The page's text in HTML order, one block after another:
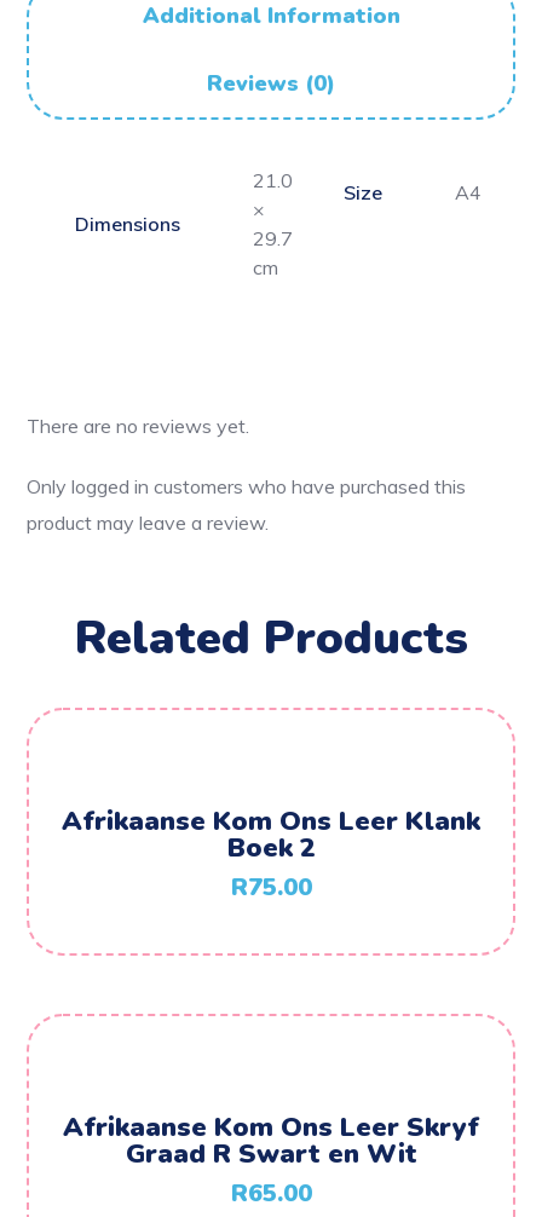
Additional Information
Reviews (0)
Dimensions
21.0
×
29.7
cm
Size A4
There are no reviews yet.
Only logged in customers who have purchased this
product may leave a review.
Related Products
Afrikaanse Kom Ons Leer Klank
Boek 2
R75.00
Afrikaanse Kom Ons Leer Skryf
Graad R Swart en Wit
R65.00